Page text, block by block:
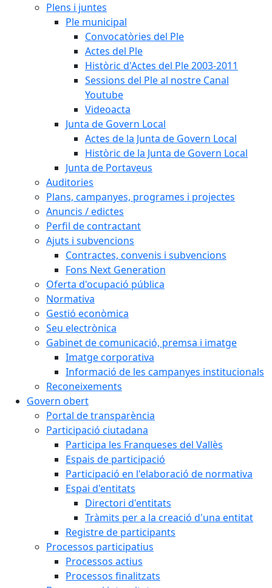
Plens i juntes
Ple municipal
Convocatòries del Ple
Actes del Ple
Històric d'Actes del Ple 2003-2011
Sessions del Ple al nostre Canal
Youtube
Videoacta
Junta de Govern Local
Actes de la Junta de Govern Local
Històric de la Junta de Govern Local
Junta de Portaveus
Auditories
Plans, campanyes, programes i projectes
Anuncis / edictes
Perfil de contractant
Ajuts i subvencions
Contractes, convenis i subvencions
Fons Next Generation
Oferta d'ocupació pública
Normativa
Gestió econòmica
Seu electrònica
Gabinet de comunicació, premsa i imatge
Imatge corporativa
Informació de les campanyes institucionals
Reconeixements
Govern obert
Portal de transparència
Participació ciutadana
Participa les Franqueses del Vallès
Espais de participació
Participació en l'elaboració de normativa
Espai d'entitats
Directori d'entitats
Tràmits per a la creació d'una entitat
Registre de participants
Processos participatius
Processos actius
Processos finalitzats